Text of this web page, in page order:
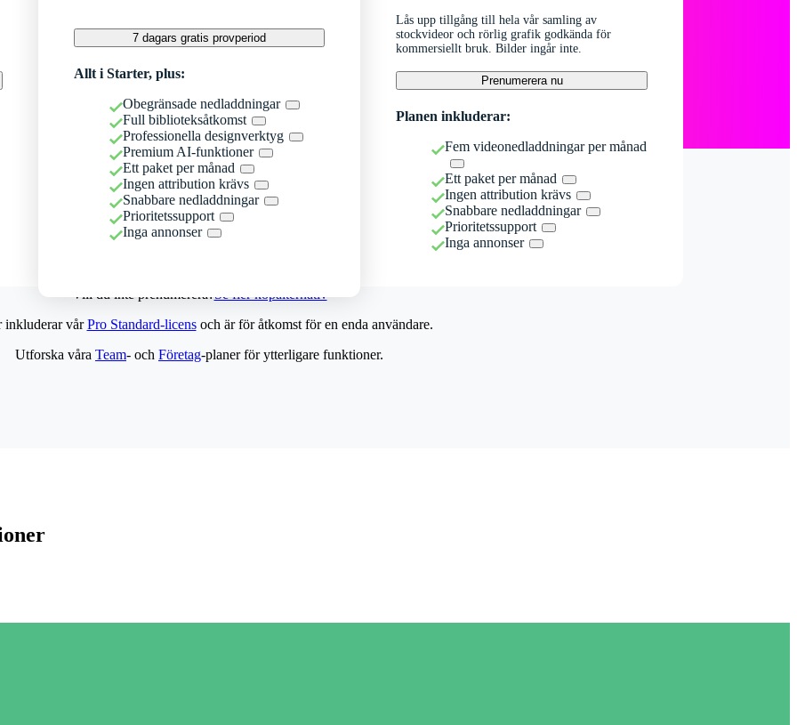
7 dagars gratis provperiod
Allt i Starter, plus:
Obegränsade nedladdningar
Full biblioteksåtkomst
Professionella designverktyg
Premium AI-funktioner
Ett paket per månad
Ingen attribution krävs
Snabbare nedladdningar
Prioritetssupport
Inga annonser
Lås upp tillgång till hela vår samling av
stockvideor och rörlig grafik godkända för
kommersiellt bruk. Bilder ingår inte.
Prenumerera nu
Planen inkluderar:
Fem videonedladdningar per månad
Ett paket per månad
Ingen attribution krävs
Snabbare nedladdningar
Prioritetssupport
Inga annonser
Vill du inte prenumerera?Se fler köpalternativ
inkluderar vårPro Standard-licensoch är för åtkomst för en enda användare.
Utforska våra Team- och Företag-planer för ytterligare funktioner.